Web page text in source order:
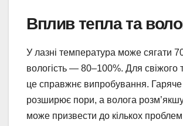
Вплив тепла та
У лазні температура може сягати
вологість — 80–100%. Для свіжого
це справжнє випробування. Гаряче
розширює пори, а волога
може призвести до кількох